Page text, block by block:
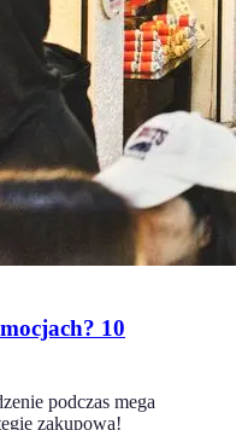
10
podczas mega
zakupową!